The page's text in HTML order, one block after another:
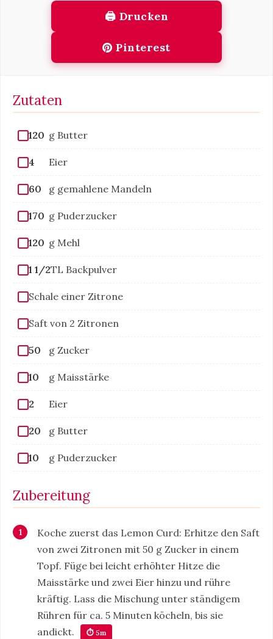
🖨 Drucken
Pinterest
Zutaten
120 g Butter
4 Eier
60 g gemahlene Mandeln
170 g Puderzucker
120 g Mehl
1 1/2TL Backpulver
Schale einer Zitrone
Saft von 2 Zitronen
50 g Zucker
10 g Maisstärke
2 Eier
20 g Butter
10 g Puderzucker
Zubereitung
Koche zuerst das Lemon Curd: Erhitze den Saft
von zwei Zitronen mit 50 g Zucker in einem
Topf. Füge bei leicht erhöhter Hitze die
Maisstärke und zwei Eier hinzu und rühre
kräftig. Lass die Mischung unter ständigem
Rühren für ca. 5 Minuten köcheln, bis sie
andickt.
⏱ 5m